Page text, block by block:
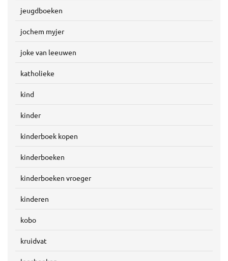
jeugdboeken
jochem myjer
joke van leeuwen
katholieke
kind
kinder
kinderboek kopen
kinderboeken
kinderboeken vroeger
kinderen
kobo
kruidvat